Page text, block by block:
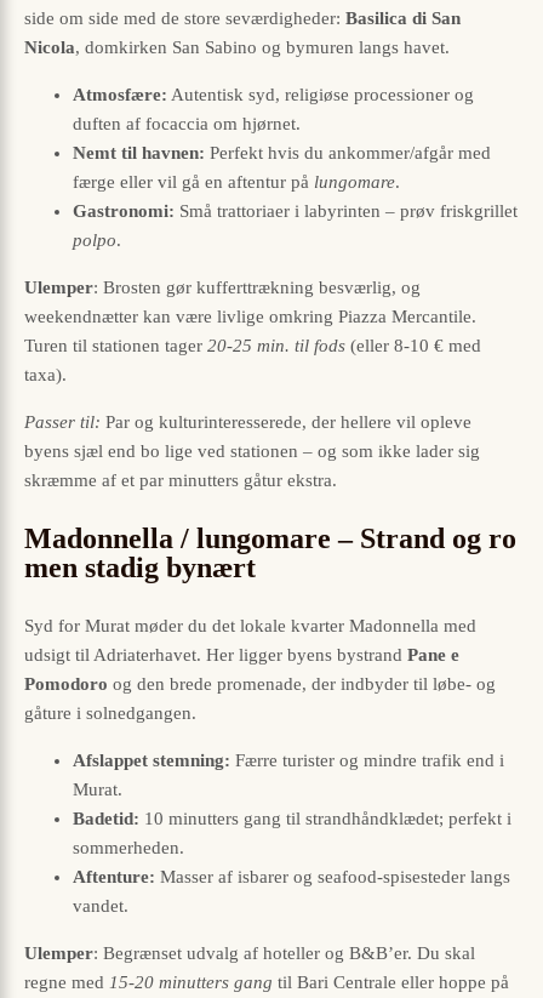
side om side med de store seværdigheder: Basilica di San
Nicola, domkirken San Sabino og bymuren langs havet.
Atmosfære: Autentisk syd, religiøse processioner og
duften af focaccia om hjørnet.
Nemt til havnen: Perfekt hvis du ankommer/afgår med
færge eller vil gå en aftentur på lungomare.
Gastronomi: Små trattoriaer i labyrinten – prøv friskgrillet
polpo.
Ulemper: Brosten gør kufferttrækning besværlig, og
weekendnætter kan være livlige omkring Piazza Mercantile.
Turen til stationen tager 20-25 min. til fods (eller 8-10 € med
taxa).
Passer til: Par og kulturinteresserede, der hellere vil opleve
byens sjæl end bo lige ved stationen – og som ikke lader sig
skræmme af et par minutters gåtur ekstra.
Madonnella / lungomare – Strand og ro
men stadig bynært
Syd for Murat møder du det lokale kvarter Madonnella med
udsigt til Adriaterhavet. Her ligger byens bystrand Pane e
Pomodoro og den brede promenade, der indbyder til løbe- og
gåture i solnedgangen.
Afslappet stemning: Færre turister og mindre trafik end i
Murat.
Badetid: 10 minutters gang til strandhåndklædet; perfekt i
sommerheden.
Aftenture: Masser af isbarer og seafood-spisesteder langs
vandet.
Ulemper: Begrænset udvalg af hoteller og B&B’er. Du skal
regne med 15-20 minutters gang til Bari Centrale eller hoppe på